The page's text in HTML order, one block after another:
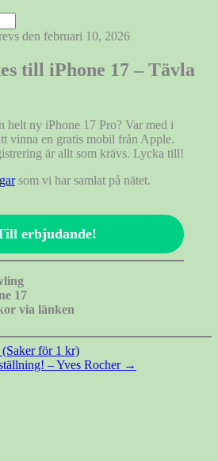
den februari 10, 2026
till iPhone 17 – Tävla
helt ny iPhone 17 Pro? Var med i
vinna en gratis mobil från Apple.
är allt som krävs. Lycka till!
som vi har samlat på nätet.
erbjudande!
17
via länken
för 1 kr)
– Yves Rocher →